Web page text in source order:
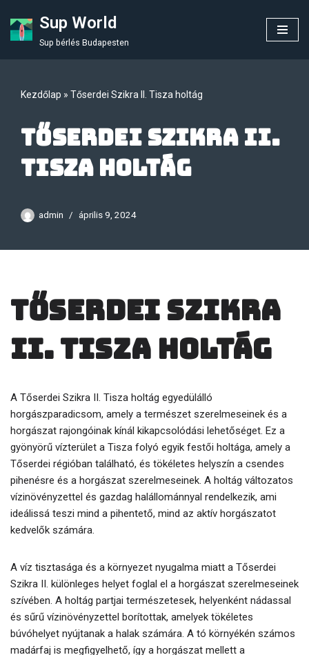
Skip
Sup World
Sup bérlés Budapesten
Kezdőlap » Tőserdei Szikra II. Tisza holtág
Tőserdei Szikra II.
Tisza holtág
admin április 9, 2024
Tőserdei Szikra
II. Tisza holtág
A Tőserdei Szikra II. Tisza holtág egyedülálló
horgászparadicsom, amely a természet szerelmeseinek és a
horgászat rajongóinak kínál kikapcsolódási lehetőséget. Ez a
gyönyörű vízterület a Tisza folyó egyik festői holtága, amely a
Tőserdei régióban található, és tökéletes helyszín a csendes
pihenésre és a horgászat szerelmeseinek. A holtág változatos
vízinövényzettel és gazdag halállománnyal rendelkezik, ami
ideálissá teszi mind a pihentető, mind az aktív horgászatot
kedvelők számára.
A víz tisztasága és a környezet nyugalma miatt a Tőserdei
Szikra II. különleges helyet foglal el a horgászat szerelmeseinek
szívében. A holtág partjai természetesek, helyenként nádassal
és sűrű vízinövényzettel borítottak, amelyek tökéletes
búvóhelyet nyújtanak a halak számára. A tó környékén számos
madárfaj is megfigyelhető, így a horgászat mellett a